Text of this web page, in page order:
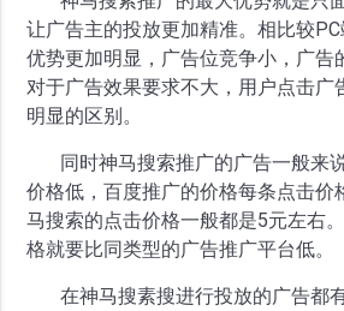
让广告主的投放更加精准。相比较
优势更加明显，广告位竞争小，广告
对于广告效果要求不大，用户点击广
明显的区别。
同时神马搜索推广的广告一般来
价格低，百度推广的价格每条点击价
马搜索的点击价格一般都是5元左右
格就要比同类型的广告推广平台低。
在神马搜素搜进行投放的广告都